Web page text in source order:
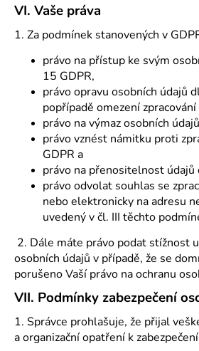
VI. Vaše práva
1. Za podmínek stanovených v
právo na přístup ke svým
15 GDPR,
právo opravu osobních údajů
popřípadě omezení
právo na výmaz osobních
právo vznést námitku proti
GDPR a
právo na přenositelnost údajů
právo odvolat souhlas se
nebo elektronicky na adresu
uvedený v čl. III těchto
2. Dále máte právo podat stížnost
osobních údajů v případě, že se
porušeno Vaší právo na ochranu
VII. Podmínky zabezpečení
1. Správce prohlašuje, že přijal
a organizační opatření k